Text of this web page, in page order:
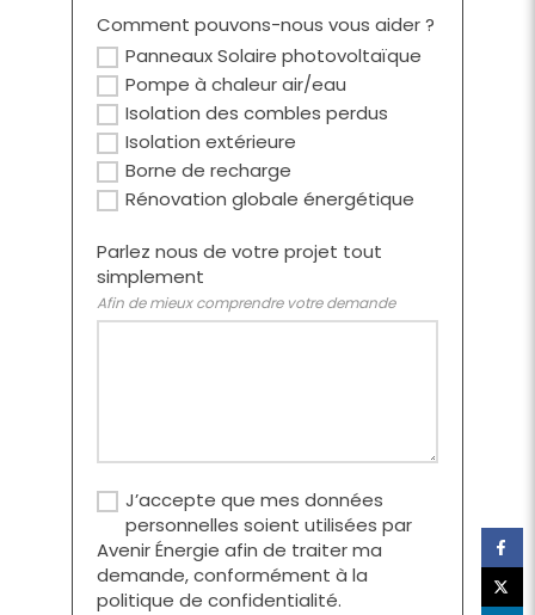
Comment pouvons-nous vous aider ?
Panneaux Solaire photovoltaïque
Pompe à chaleur air/eau
Isolation des combles perdus
Isolation extérieure
Borne de recharge
Rénovation globale énergétique
Parlez nous de votre projet tout
simplement
Afin de mieux comprendre votre demande
J’accepte que mes données
personnelles soient utilisées par
Avenir Énergie afin de traiter ma
demande, conformément à la
politique de confidentialité.